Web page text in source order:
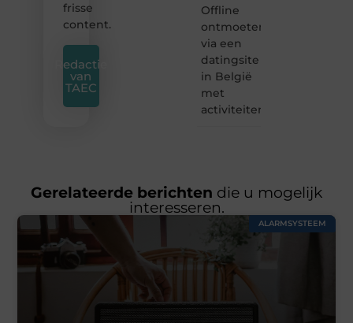
frisse
content.
Redactie
van
TAEC
Offline
ontmoeten
via een
datingsite
in België
met
activiteiten
Gerelateerde berichten die u mogelijk
interesseren.
ALARMSYSTEEM